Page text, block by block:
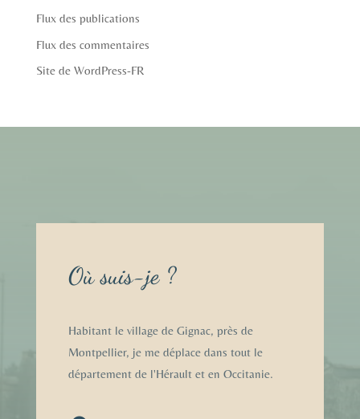
Flux des publications
Flux des commentaires
Site de WordPress-FR
Où suis-je ?
Habitant le village de Gignac, près de
Montpellier, je me déplace dans tout le
département de l'Hérault et en Occitanie.